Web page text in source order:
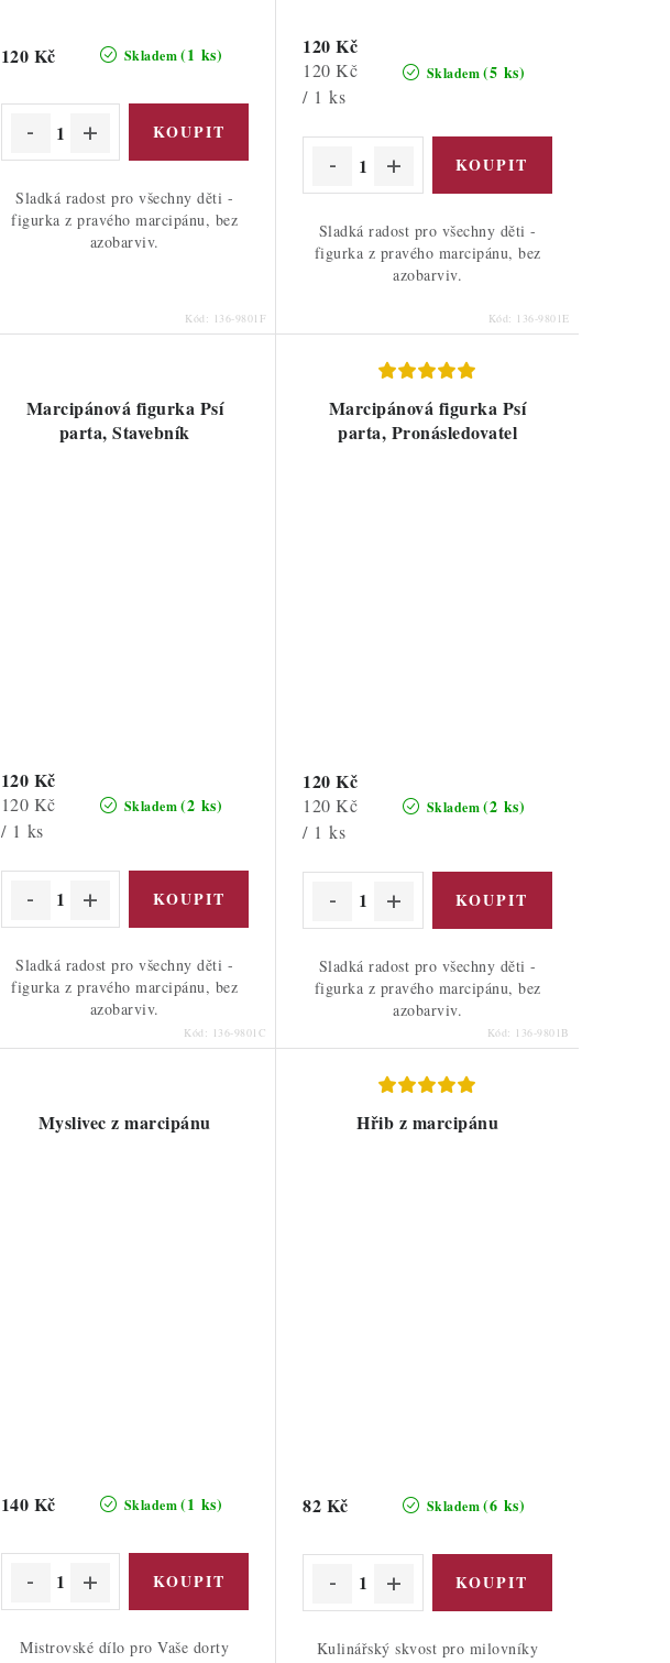
Skladem (1 ks)
120 Kč
Sladká radost pro všechny děti -
figurka z pravého marcipánu, bez
azobarviv.
Kód: 136-9801F
Skladem (5 ks)
120 Kč
Měrná
cena:
120 Kč
/ 1 ks
Sladká radost pro všechny děti -
figurka z pravého marcipánu, bez
azobarviv.
Kód: 136-9801E
Marcipánová figurka Psí
parta, Stavebník
Skladem (2 ks)
120 Kč
Měrná
cena:
120 Kč
/ 1 ks
Sladká radost pro všechny děti -
figurka z pravého marcipánu, bez
azobarviv.
Kód: 136-9801C
Marcipánová figurka Psí
parta, Pronásledovatel
Skladem (2 ks)
120 Kč
Měrná
cena:
120 Kč
/ 1 ks
Sladká radost pro všechny děti -
figurka z pravého marcipánu, bez
azobarviv.
Kód: 136-9801B
Myslivec z marcipánu
Skladem (1 ks)
140 Kč
Mistrovské dílo pro Vaše dorty
Hřib z marcipánu
Skladem (6 ks)
82 Kč
Kulinářský skvost pro milovníky